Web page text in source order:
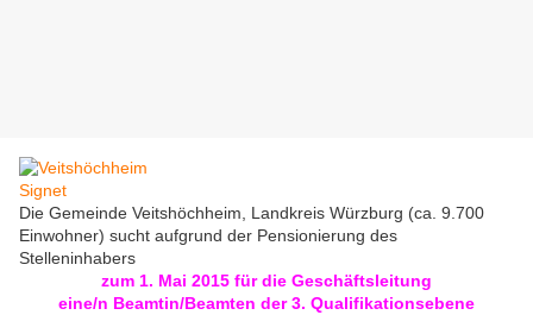
Die Gemeinde Veitshöchheim, Landkreis Würzburg (ca. 9.700
Einwohner) sucht aufgrund der Pensionierung des
Stelleninhabers
zum 1. Mai 2015 für die Geschäftsleitung
eine/n Beamtin/Beamten der 3. Qualifikationsebene